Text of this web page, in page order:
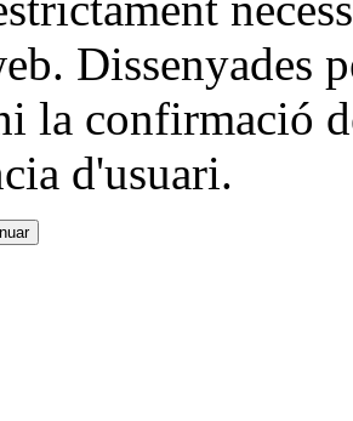
Dissenyades
la confirmació
d'usuari.